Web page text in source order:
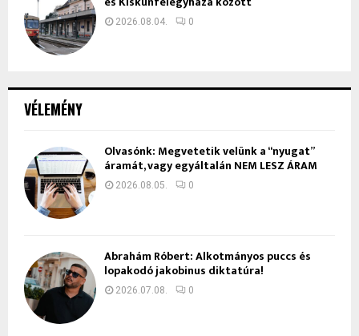
VÉLEMÉNY
Olvasónk: Megvetetik velünk a “nyugat”
áramát, vagy egyáltalán NEM LESZ ÁRAM
2026.08.05. 0
Ábrahám Róbert: Alkotmányos puccs és
lopakodó jakobinus diktatúra!
2026.07.08. 0
2026.08.04. 0